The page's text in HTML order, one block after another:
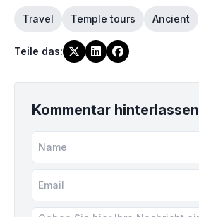
Travel Temple tours Ancient
Teile das:
Kommentar hinterlassen